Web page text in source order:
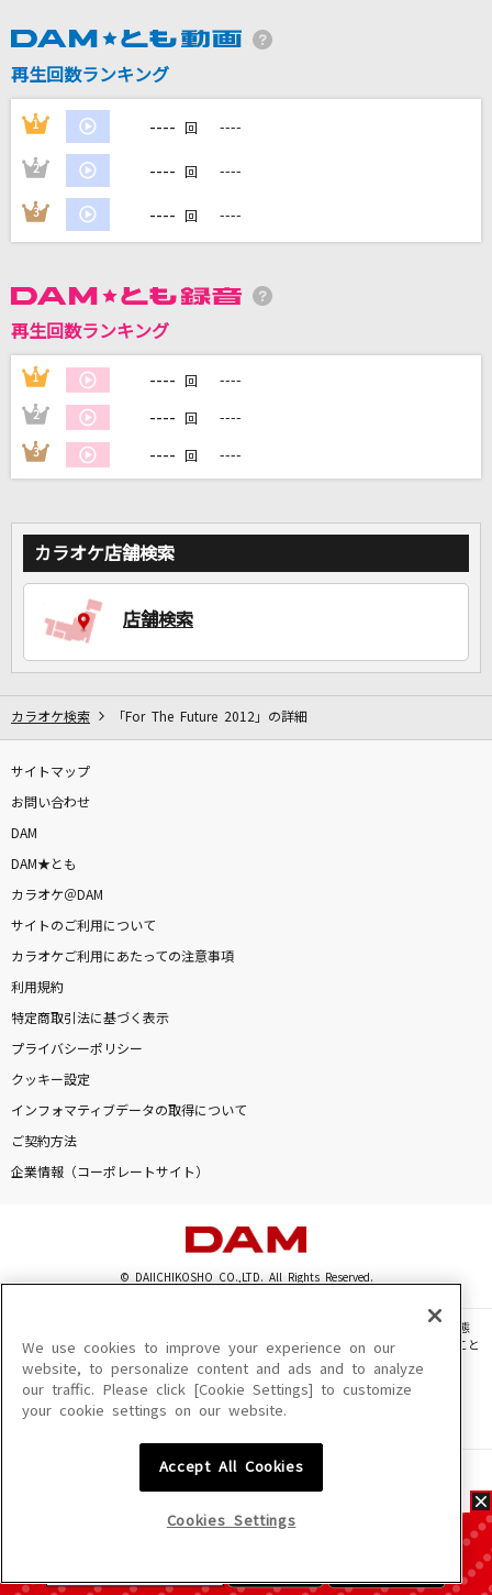
DAMの新曲・ランキングなど
カラオケ最新情報をチェック！
DAMに会員登録・ログインして
家族や友達と一緒に！練習にも！
再生回数ランキング
1 ---- 回 ----
2 ---- 回 ----
3 ---- 回 ----
再生回数ランキング
1 ---- 回 ----
2 ---- 回 ----
3 ---- 回 ----
カラオケ店舗検索
店舗検索
カラオケ検索 「For The Future 2012」の詳細
サイトマップ
お問い合わせ
DAM
DAM★とも
カラオケ＠DAM
サイトのご利用について
カラオケご利用にあたっての注意事項
利用規約
特定商取引法に基づく表示
プライバシーポリシー
クッキー設定
インフォマティブデータの取得について
ご契約方法
企業情報（コーポレートサイト）
© DAIICHIKOSHO CO.,LTD. All Rights Reserved.
このサイトに掲載されている一切の文章・画像・写真・動画・音声等を、手段や形態
を問わず、著作権法の定める範囲を超えて無断で複製、転載、ファイル化などすること
を禁じます。
楽曲及びコンテンツは、機種によりご利用いただけない場合があります。
楽曲及びコンテンツの配信日、配信内容が変更になる場合があります。
We use cookies to improve your experience on our
website, to personalize content and ads and to analyze
our traffic. Please click [Cookie Settings] to customize
your cookie settings on our website.
Accept All Cookies
Cookies Settings